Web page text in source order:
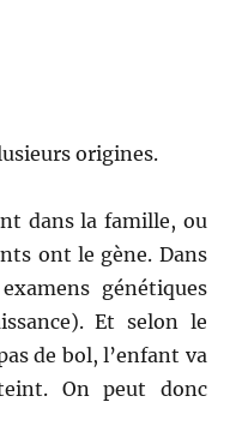
origines.
dans la famille, ou
ont le gène. Dans
génétiques
Et selon le
de bol, l’enfant va
On peut donc